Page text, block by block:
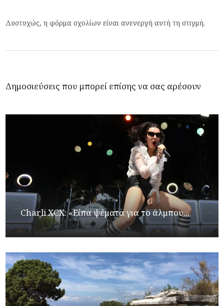
Δυστυχώς, η φόρμα σχολίων είναι ανενεργή αυτή τη στιγμή.
Δημοσιεύσεις που μπορεί επίσης να σας αρέσουν
Charli XCX: «Είπα ψέματα για το άλμπου...